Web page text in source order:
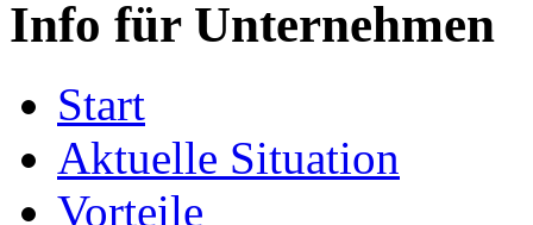
Info für Unternehmen
Start
Aktuelle Situation
Vorteile